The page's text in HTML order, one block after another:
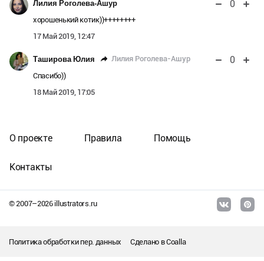
Лилия Роголева-Ашур 0
хорошенький котик))++++++++
17 Май 2019, 12:47
Таширова Юлия Лилия Роголева-Ашур 0
Спасибо))
18 Май 2019, 17:05
© 2007–2026illustrators.ru
О проекте Правила Помощь
Контакты
Политика обработки пер. данных Сделано вCoalla